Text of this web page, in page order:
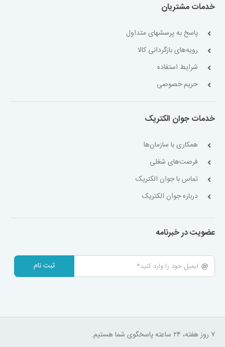
خدمات مشتریان
پاسخ به پرسشهای متداول
رویه‌های بازگردانی کالا
شرایط استفاده
حریم خصوصی
خدمات جوان الکتریک
همکاری با سازمان‌ها
فرصت‌های شغلی
تماس با جوان الکتریک
درباره جوان الکتریک
عضویت در خبرنامه
ثبت نام
۷ روز هفته، ۲۴ ساعته پاسخگوی شما هستیم.